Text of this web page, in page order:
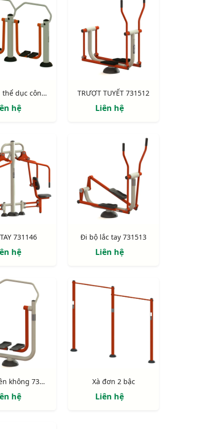
Máy tập thể dục công viên ngoài trời Maytapcongvien
hệ
TRƯỢT TUYẾT 731512
Liên hệ
731146
hệ
Đi bộ lắc tay 731513
Liên hệ
Đi bộ trên không 731422
hệ
Xà đơn 2 bậc
Liên hệ